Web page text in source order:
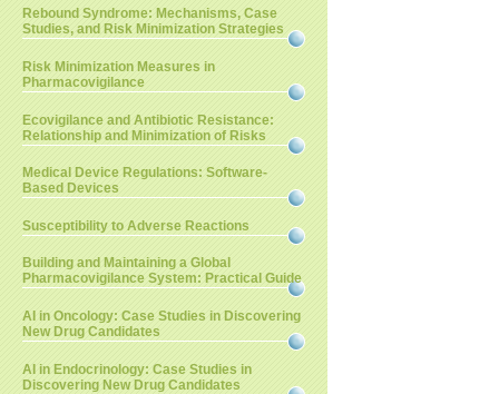
Rebound Syndrome: Mechanisms, Case
Studies, and Risk Minimization Strategies
Risk Minimization Measures in
Pharmacovigilance
Ecovigilance and Antibiotic Resistance:
Relationship and Minimization of Risks
Medical Device Regulations: Software-
Based Devices
Susceptibility to Adverse Reactions
Building and Maintaining a Global
Pharmacovigilance System: Practical Guide
AI in Oncology: Case Studies in Discovering
New Drug Candidates
AI in Endocrinology: Case Studies in
Discovering New Drug Candidates